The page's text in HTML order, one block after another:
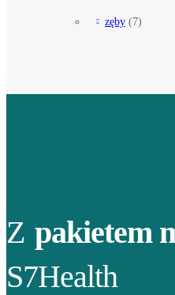
zęby (7)
Z pakietem
S7Health